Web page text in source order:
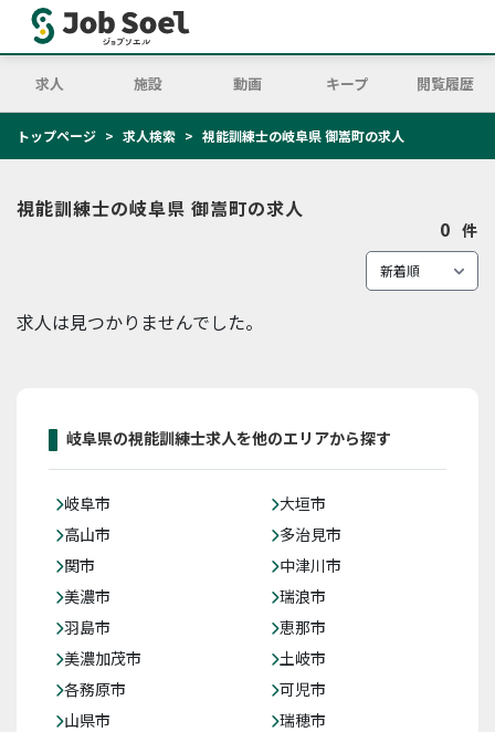
求人 施設 動画 キープ 閲覧履歴
トップページ 求人検索 視能訓練士の岐阜県 御嵩町の求人
視能訓練士の岐阜県 御嵩町の求人
0 件
求人は見つかりませんでした。
岐阜県の視能訓練士求人を他のエリアから探す
岐阜市
大垣市
高山市
多治見市
関市
中津川市
美濃市
瑞浪市
羽島市
恵那市
美濃加茂市
土岐市
各務原市
可児市
山県市
瑞穂市